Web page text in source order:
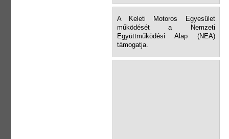
A Keleti Motoros Egyesület
működését a Nemzeti
Együttműködési Alap (NEA)
támogatja.